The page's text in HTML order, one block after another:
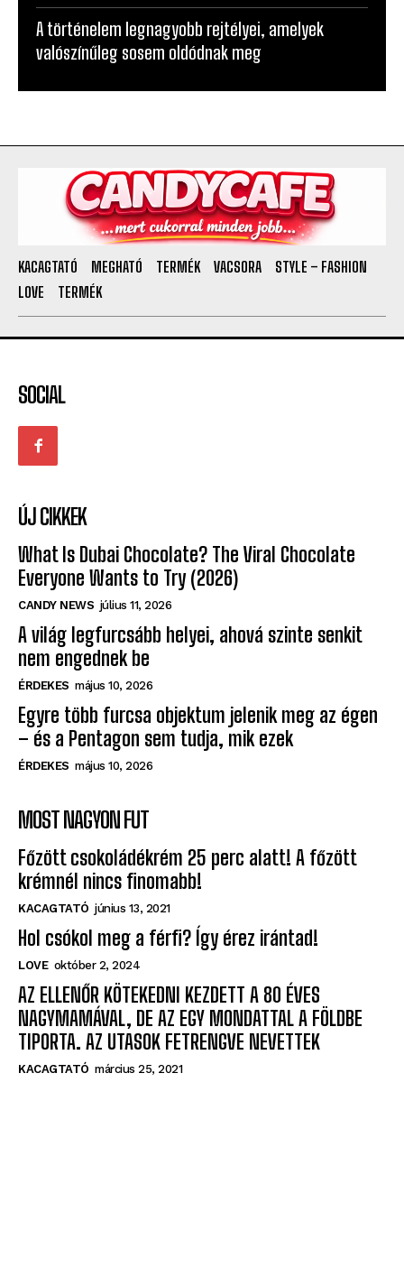
A történelem legnagyobb rejtélyei, amelyek
valószínűleg sosem oldódnak meg
KACAGTATÓ MEGHATÓ TERMÉK VACSORA
STYLE – FASHION
LOVE
TERMÉK
SOCIAL
ÚJ CIKKEK
What Is Dubai Chocolate? The Viral Chocolate
Everyone Wants to Try (2026)
CANDY NEWS július 11, 2026
A világ legfurcsább helyei, ahová szinte senkit
nem engednek be
ÉRDEKES május 10, 2026
Egyre több furcsa objektum jelenik meg az égen
– és a Pentagon sem tudja, mik ezek
ÉRDEKES május 10, 2026
MOST NAGYON FUT
Főzött csokoládékrém 25 perc alatt! A főzött
krémnél nincs finomabb!
KACAGTATÓ június 13, 2021
Hol csókol meg a férfi? Így érez irántad!
LOVE október 2, 2024
AZ ELLENŐR KÖTEKEDNI KEZDETT A 80 ÉVES
NAGYMAMÁVAL, DE AZ EGY MONDATTAL A FÖLDBE
TIPORTA. AZ UTASOK FETRENGVE NEVETTEK
KACAGTATÓ március 25, 2021